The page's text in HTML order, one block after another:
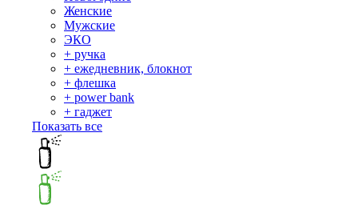
Женские
Мужские
ЭКО
+ ручка
+ ежедневник, блокнот
+ флешка
+ power bank
+ гаджет
Показать все